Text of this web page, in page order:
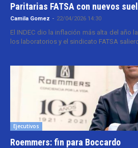
Paritarias FATSA con nuevos
Camila Gomez - 22/04/2026 14:30
El INDEC dio la inflación más alta del año
los laboratorios y el sindicato FATSA
Ejecutivos
Roemmers: fin para Boccardo